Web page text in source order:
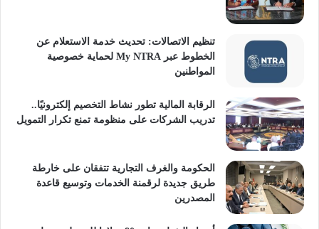
تنظيم الاتصالات: تحديث خدمة الاستعلام عن
الخطوط عبر My NTRA لحماية خصوصية
المواطنين
الرقابة المالية تطور نشاط التخصيم إلكترونيًا..
تدريب الشركات على منظومة تمنع تكرار التمويل
الحكومة والغرف التجارية تتفقان على خارطة
طريق جديدة لرقمنة الخدمات وتوسيع قاعدة
المصدرين